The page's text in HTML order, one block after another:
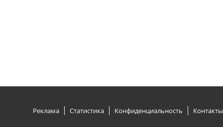
Реклама Статистика Конфиденциальность Контакты